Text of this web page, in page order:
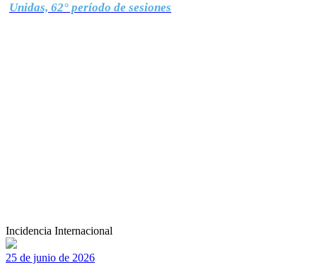
Unidas, 62° período de sesiones
Incidencia Internacional
25 de junio de 2026